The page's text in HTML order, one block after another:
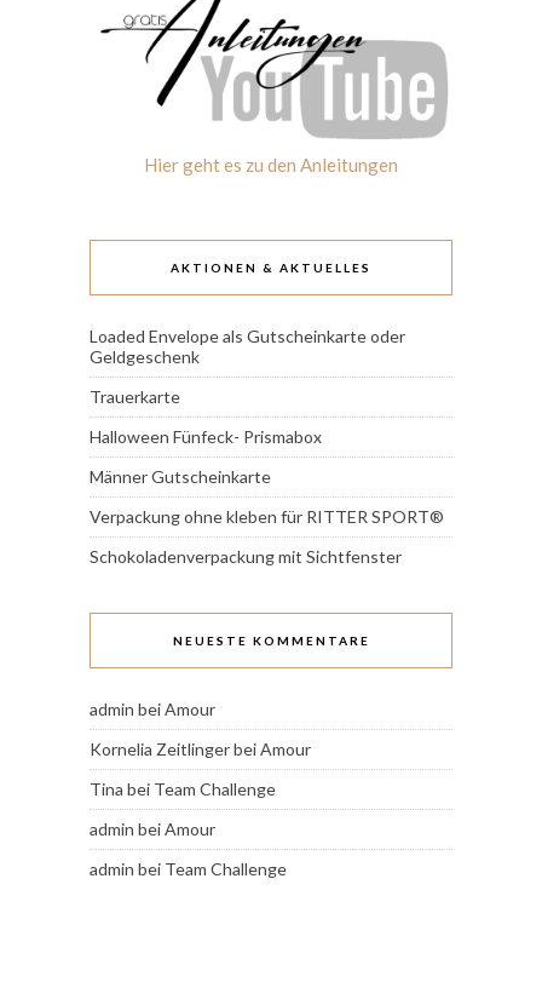
Hier geht es zu den Anleitungen
AKTIONEN & AKTUELLES
Loaded Envelope als Gutscheinkarte oder
Geldgeschenk
Trauerkarte
Halloween Fünfeck- Prismabox
Männer Gutscheinkarte
Verpackung ohne kleben für RITTER SPORT®
Schokoladenverpackung mit Sichtfenster
NEUESTE KOMMENTARE
admin beiAmour
Kornelia ZeitlingerbeiAmour
Tina bei Team Challenge
admin beiAmour
admin bei Team Challenge